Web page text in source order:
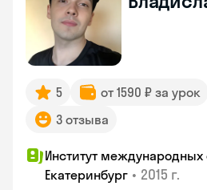
5 от 1590 ₽ за урок
3 отзыва
Институт международных
Екатеринбург • 2015 г.